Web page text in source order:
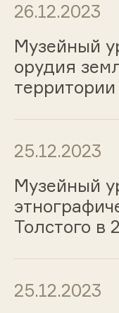
26.12.2023
Музейный
орудия
25.12.2023
Музейный
Толстого в
25.12.2023